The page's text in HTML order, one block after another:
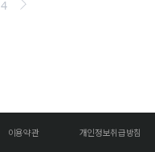
이용약관 개인정보취급방침